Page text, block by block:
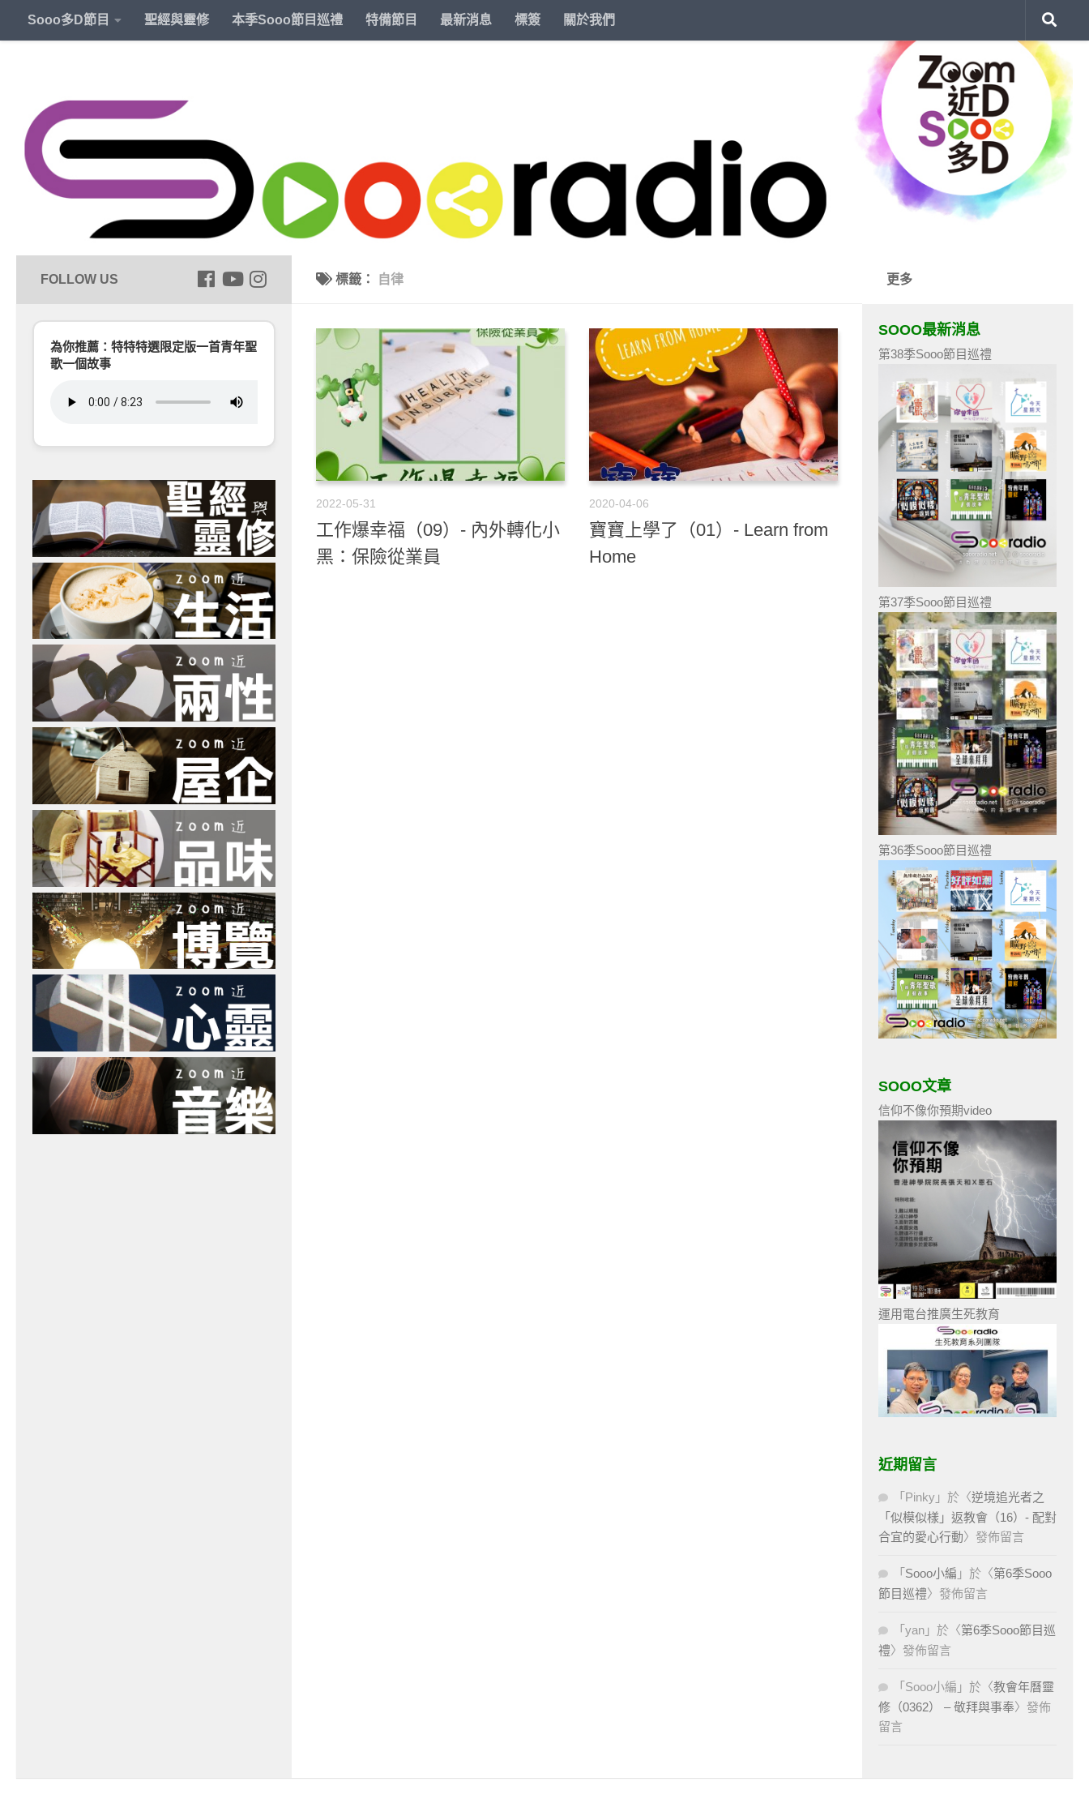
Sooo多D節目 聖經與靈修 本季Sooo節目巡禮 特備節目 最新消息 標簽 關於我們
標籤： 自律
2022-05-31
工作爆幸福（09）- 內外轉化小
黑：保險從業員
2020-04-06
寶寶上學了（01）- Learn from
Home
為你推薦：特特特選限定版一首青年聖
歌一個故事
更多
SOOO最新消息
第38季Sooo節目巡禮
第37季Sooo節目巡禮
第36季Sooo節目巡禮
SOOO文章
信仰不像你預期video
運用電台推廣生死教育
近期留言
「 Pinky 」於〈逆境追光者之
「似模似樣」返教會（16）- 配對
合宜的愛心行動〉發佈留言
「 Sooo小編 」於〈第6季Sooo
節目巡禮〉發佈留言
「 yan 」於〈第6季Sooo節目巡
禮〉發佈留言
「 Sooo小編 」於〈教會年曆靈
修（0362） – 敬拜與事奉〉發佈
留言